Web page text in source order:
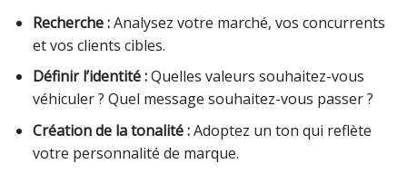
Recherche :Analysez votre marché, vos concurrents
et vos clients cibles.
Définir l’identité :Quelles valeurs souhaitez-vous
véhiculer ? Quel message souhaitez-vous passer ?
Création de la tonalité :Adoptez un ton qui reflète
votre personnalité de marque.